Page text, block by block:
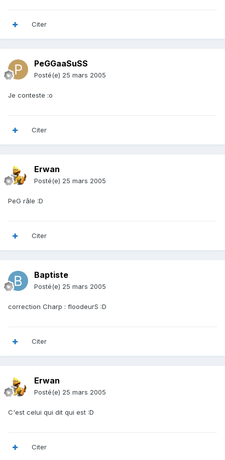
Citer
PeGGaaSuSS
Posté(e) 25 mars 2005
Je conteste :o
Citer
Erwan
Posté(e) 25 mars 2005
PeG râle :D
Citer
Baptiste
Posté(e) 25 mars 2005
correction Charp : floodeurS :D
Citer
Erwan
Posté(e) 25 mars 2005
C'est celui qui dit qui est :D
Citer